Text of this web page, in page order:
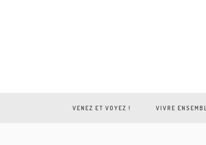
VENEZ ET VOYEZ ! VIVRE